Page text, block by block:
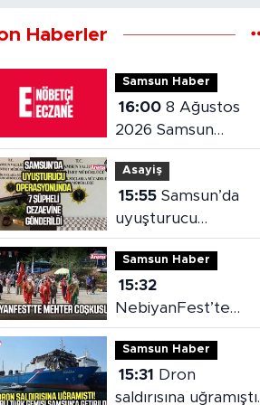
Haberler
Samsun Haber
16:00 8 Ağustos
2026 Samsun
nöbetçi eczaneler
Asayiş
15:55 Samsun’da
uyuşturucu
operasyonunda 7
şüpheli cezaevine
gönderildi
Samsun Haber
15:32
NebiyanFest’te
mehter coşkusu,
spor heyecanı
Samsun Haber
15:31
saldırısına uğramıştı!